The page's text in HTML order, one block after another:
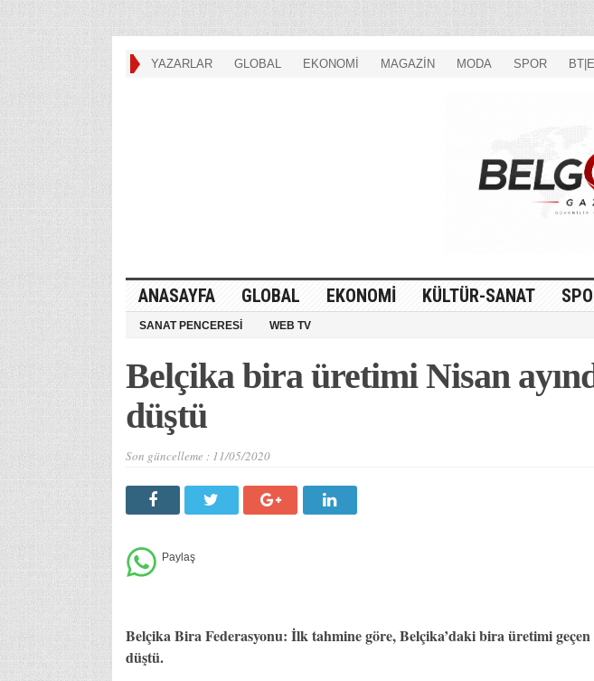
YAZARLAR GLOBAL EKONOMİ MAGAZİN MODA SPOR
ANASAYFA GLOBAL EKONOMİ KÜLTÜR-SANAT
SANAT PENCERESİ WEB TV
Belçika bira üretimi Nisan
düştü
Son güncelleme : 11/05/2020
Belçika Bira Federasyonu: İlk tahmine göre, Belçika’daki bira üretimi geçen
düştü.